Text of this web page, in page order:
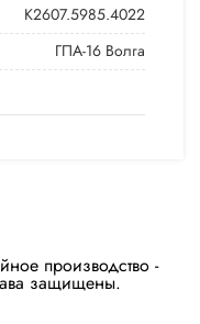
К2607.5985.4022
ГПА-16 Волга
производство -
защищены.